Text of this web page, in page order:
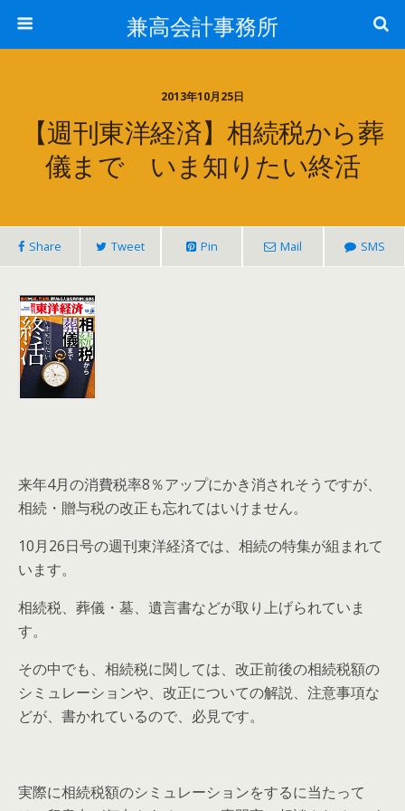
兼高会計事務所
2013年10月25日
【週刊東洋経済】相続税から葬
儀まで いま知りたい終活
Share Tweet Pin Mail SMS
来年4月の消費税率8％アップにかき消されそうですが、
相続・贈与税の改正も忘れてはいけません。
10月26日号の週刊東洋経済では、相続の特集が組まれて
います。
相続税、葬儀・墓、遺言書などが取り上げられていま
す。
その中でも、相続税に関しては、改正前後の相続税額の
シミュレーションや、改正についての解説、注意事項な
どが、書かれているので、必見です。
実際に相続税額のシミュレーションをするに当たって